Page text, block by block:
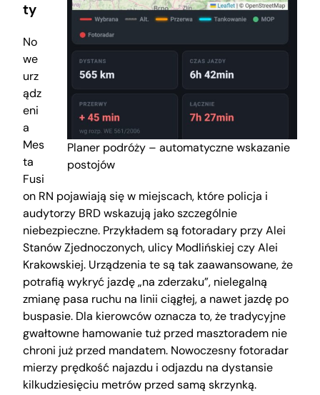
Planer podróży – automatyczne wskazanie
postojów
ty
No
we
urz
ądz
eni
a
Mes
ta
Fusi
on RN pojawiają się w miejscach, które policja i
audytorzy BRD wskazują jako szczególnie
niebezpieczne. Przykładem są fotoradary przy Alei
Stanów Zjednoczonych, ulicy Modlińskiej czy Alei
Krakowskiej. Urządzenia te są tak zaawansowane, że
potrafią wykryć jazdę „na zderzaku”, nielegalną
zmianę pasa ruchu na linii ciągłej, a nawet jazdę po
buspasie. Dla kierowców oznacza to, że tradycyjne
gwałtowne hamowanie tuż przed masztoradem nie
chroni już przed mandatem. Nowoczesny fotoradar
mierzy prędkość najazdu i odjazdu na dystansie
kilkudziesięciu metrów przed samą skrzynką.